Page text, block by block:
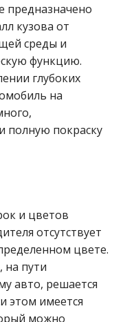
предназначено
кузова от
среды и
функцию.
глубоких
на
полную покраску
и цветов
отсутствует
цвете.
на пути
авто, решается
этом имеется
можно